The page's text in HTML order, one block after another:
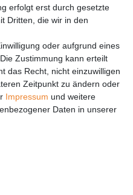
erfolgt erst durch gesetzte
Dritten, die wir in den
oder aufgrund eines
Zustimmung kann erteilt
das Recht, nicht einzuwilligen
Zeitpunkt zu ändern oder
Impressum und weitere
Daten in unserer